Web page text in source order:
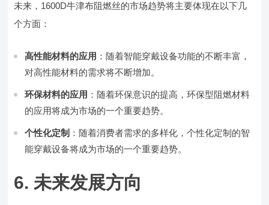
未来，1600D牛津布阻燃丝的市场趋势将主要体现在以下几
个方面：
高性能材料的应用 ：随着智能穿戴设备功能的不断丰富，
对高性能材料的需求将不断增加。
环保材料的应用 ：随着环保意识的提高，环保型阻燃材料
的应用将成为市场的一个重要趋势。
个性化定制 ：随着消费者需求的多样化，个性化定制的智
能穿戴设备将成为市场的一个重要趋势。
6. 未来发展方向